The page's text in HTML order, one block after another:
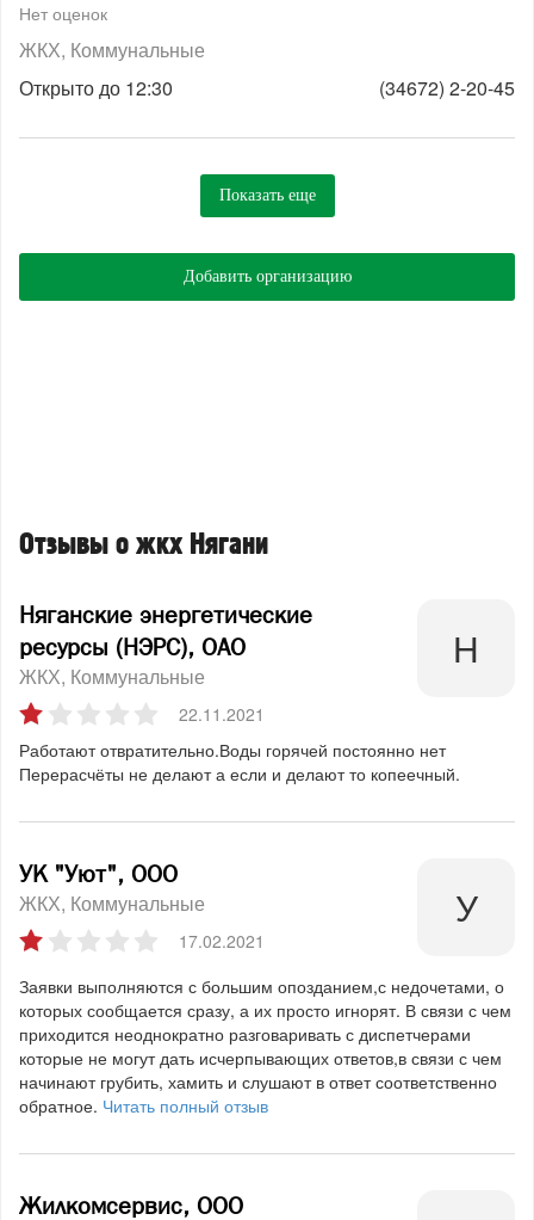
Нет оценок
ЖКХ Коммунальные
Открыто до 12:30
(34672) 2-20-45
Показать еще
Добавить организацию
Отзывы о жкх Нягани
Няганские энергетические
ресурсы (НЭРС), ОАО
ЖКХ Коммунальные
22.11.2021
Работают отвратительно.Воды горячей постоянно нет
Перерасчёты не делают а если и делают то копеечный.
УК "Уют", ООО
ЖКХ Коммунальные
17.02.2021
Заявки выполняются с большим опозданием,с недочетами, о
которых сообщается сразу, а их просто игнорят. В связи с чем
приходится неоднократно разговаривать с диспетчерами
которые не могут дать исчерпывающих ответов,в связи с чем
начинают грубить, хамить и слушают в ответ соответственно
обратное. Читать полный отзыв
Жилкомсервис, ООО